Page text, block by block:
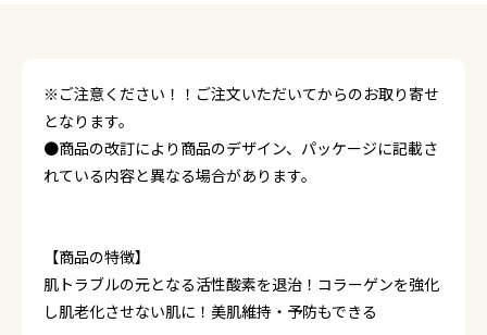
※ご注意ください！！ご注文いただいてからのお取り寄せ
となります。
●商品の改訂により商品のデザイン、パッケージに記載さ
れている内容と異なる場合があります。
【商品の特徴】
肌トラブルの元となる活性酸素を退治！コラーゲンを強化
し肌老化させない肌に！美肌維持・予防もできる